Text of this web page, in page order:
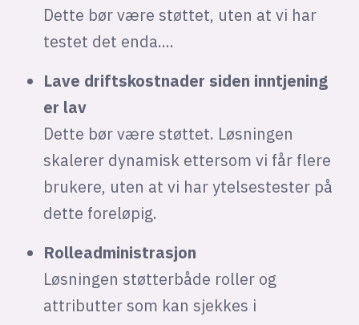
Dette bør være støttet, uten at vi har
testet det enda....
Lave driftskostnader siden inntjening
er lav
Dette bør være støttet. Løsningen
skalerer dynamisk ettersom vi får flere
brukere, uten at vi har ytelsestester på
dette foreløpig.
Rolleadministrasjon
Løsningen støtterbåde roller og
attributter som kan sjekkes i